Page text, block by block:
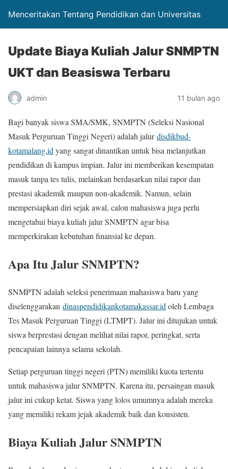
Menceritakan Tentang Pendidikan dan Universitas
Update Biaya Kuliah Jalur SNMPTN
UKT dan Beasiswa Terbaru
admin 11 bulan ago
Bagi banyak siswa SMA/SMK, SNMPTN (Seleksi Nasional
Masuk Perguruan Tinggi Negeri) adalah jalurdisdikbud-
kotamalang.id yang sangat dinantikan untuk bisa melanjutkan
pendidikan di kampus impian. Jalur ini memberikan kesempatan
masuk tanpa tes tulis, melainkan berdasarkan nilai rapor dan
prestasi akademik maupun non-akademik. Namun, selain
mempersiapkan diri sejak awal, calon mahasiswa juga perlu
mengetahui biaya kuliah jalur SNMPTN agar bisa
memperkirakan kebutuhan finansial ke depan.
Apa Itu Jalur SNMPTN?
SNMPTN adalah seleksi penerimaan mahasiswa baru yang
diselenggarakan dinaspendidikankotamakassar.id oleh Lembaga
Tes Masuk Perguruan Tinggi (LTMPT). Jalur ini ditujukan untuk
siswa berprestasi dengan melihat nilai rapor, peringkat, serta
pencapaian lainnya selama sekolah.
Setiap perguruan tinggi negeri (PTN) memiliki kuota tertentu
untuk mahasiswa jalur SNMPTN. Karena itu, persaingan masuk
jalur ini cukup ketat. Siswa yang lolos umumnya adalah mereka
yang memiliki rekam jejak akademik baik dan konsisten.
Biaya Kuliah Jalur SNMPTN